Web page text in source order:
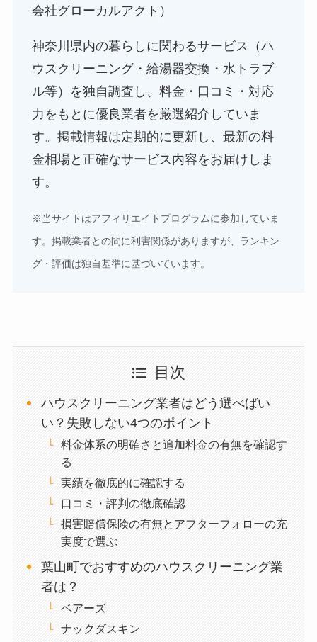
会社グローカルアクト）
神奈川県内の暮らしに関わるサービス（ハ
ウスクリーニング・給湯器交換・水トラブ
ル等）を独自調査し、料金・口コミ・対応
力をもとに優良業者を厳選紹介していま
す。掲載情報は定期的に更新し、最新の料
金相場と正確なサービス内容をお届けしま
す。
※当サイトはアフィリエイトプログラムに参加していま
す。掲載業者との間に利害関係がありますが、ランキン
グ・評価は独自基準に基づいています。
目次
ハウスクリーニング業者はどう選べばい
い？失敗しない4つのポイント
料金体系の明確さと追加料金の有無を確認す
る
実績を徹底的に確認する
口コミ・評判の徹底確認
損害賠償保険の有無とアフターフォローの充
実度で選ぶ
葉山町でおすすめのハウスクリーニング業
者は？
ベアーズ
ナックダスキン